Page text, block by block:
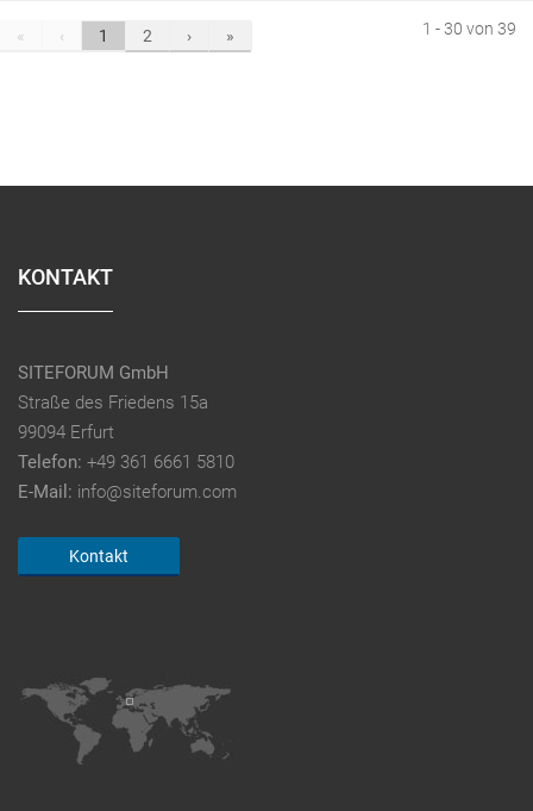
« ‹ 1 2 › » 1 - 30 von 39
KONTAKT
SITEFORUM GmbH
Straße des Friedens 15a
99094 Erfurt
Telefon: +49 361 6661 5810
E-Mail: info@siteforum.com
Kontakt